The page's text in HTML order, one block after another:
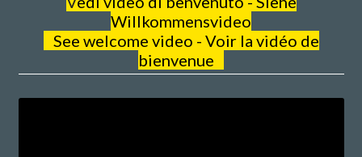
Willkommensvideo
See welcome video - Voir la vidéo de
bienvenue